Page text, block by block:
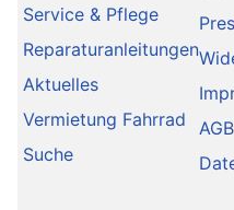
Service & Pflege
Reparaturanleitungen
Aktuelles
Vermietung Fahrrad
Suche
AGB